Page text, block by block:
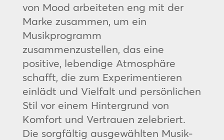
von Mood arbeiteten eng mit der
Marke zusammen, um ein
Musikprogramm
zusammenzustellen, das eine
positive, lebendige Atmosphäre
schafft, die zum Experimentieren
einlädt und Vielfalt und persönlichen
Stil vor einem Hintergrund von
Komfort und Vertrauen zelebriert.
Die sorgfältig ausgewählten Musik-